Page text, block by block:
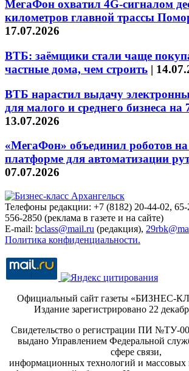
МегаФон охватил 4G-сигналом
километров главной трассы
17.07.2026
ВТБ: заёмщики стали чаще
частные дома, чем строить |
ВТБ нарастил выдачу
для малого и среднего бизнеса на
13.07.2026
«МегаФон» объединил роботов на
платформе для автоматизации
07.07.2026
Телефоны редакции: +7 (8182) 20-44-02,
556-2850 (реклама в газете и на сайте)
E-mail: bclass@mail.ru (редакция),
Политика конфиденциальности.
Официальный сайт газеты «БИЗНЕС-
Издание зарегистрировано 22
Свидетельство о регистрации ПИ №ТУ-
выдано Управлением Федеральной
сфере связи,
информационных технологий и